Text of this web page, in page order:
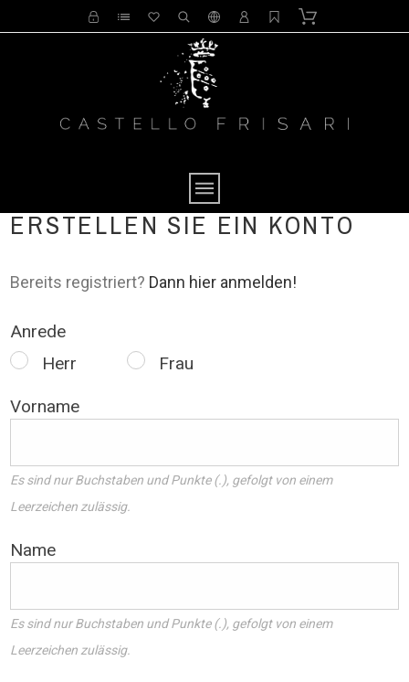
ERSTELLEN SIE EIN KONTO
Bereits registriert? Dann hier anmelden!
Anrede
Herr
Frau
Vorname
Es sind nur Buchstaben und Punkte (.), gefolgt von einem
Leerzeichen zulässig.
Name
Es sind nur Buchstaben und Punkte (.), gefolgt von einem
Leerzeichen zulässig.